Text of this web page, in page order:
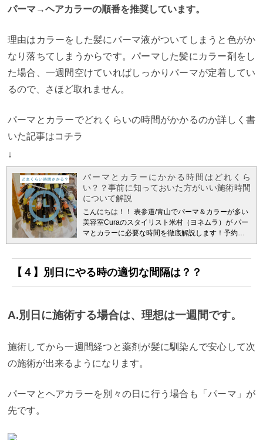
パーマ→ヘアカラーの順番を推奨しています。
理由はカラーをした髪にパーマ液がついてしまうと色がか
なり落ちてしまうからです。パーマした髪にカラー剤をし
た場合、一週間空けていればしっかりパーマが定着してい
るので、さほど取れません。
パーマとカラーでどれくらいの時間がかかるのか詳しく書
いた記事はコチラ
↓
パーマとカラーにかかる時間はどれくら
い？？事前に知っておいた方がいい施術時間
について解説
こんにちは！！ 表参道/青山でパーマ＆カラーが多い
美容室Curaのスタイリスト米村（ヨネムラ）が パー
マとカラーに必要な時間を徹底解説します！予約す
るにあたって「どれくらい時間を確保したらいいの
パーマとカラーの時間が知りたいという人必見で
す！！【読んで欲しい方】 ・どれくらい時間がかか
るのか知りたい ・パーマとカラーやってみたい ・な
【１】パーマにかかる時間
時間は、およそ2時間から2時間半です。 なぜ、時間
コールドパーマは、いわゆる“普通のパーマ”です。
ショート〜ボブのパーマデザインによく使うパーマ
ですね。 ロッドを巻いて→１液をつけて→２液をつ
かかる時間は2時間です。・低温デジタルパーマの場
【４】別日にやる時の適切な間隔は？？
A.別日に施術する場合は、理想は一週間です。
施術してから一週間経つと薬剤が髪に馴染んで安心して次
の施術が出来るようになります。
パーマとヘアカラーを別々の日に行う場合も「パーマ」が
先です。